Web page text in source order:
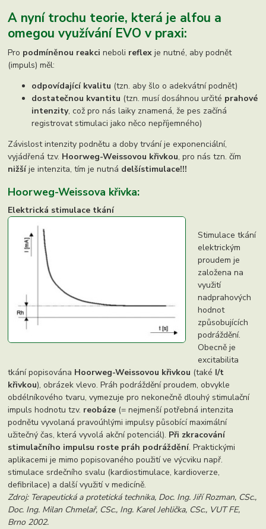
A nyní trochu teorie, která je alfou a
omegou využívání EVO v praxi:
Pro podmíněnou reakci neboli reflex je nutné, aby podnět
(impuls) měl:
odpovídající kvalitu (tzn. aby šlo o adekvátní podnět)
dostatečnou kvantitu (tzn. musí dosáhnou určité prahové
intenzity, což pro nás laiky znamená, že pes začíná
registrovat stimulaci jako něco nepříjemného)
Závislost intenzity podnětu a doby trvání je exponenciální,
vyjádřená tzv. Hoorweg-Weissovou křivkou, pro nás tzn. čím
nižšíje intenzita, tím je nutná delšístimulace!!!
Hoorweg-Weissova křivka:
Elektrická stimulace tkání
Stimulace tkání
elektrickým
proudem je
založena na
využití
nadprahových
hodnot
způsobujících
podráždění.
Obecně je
excitabilita
tkání popisována Hoorweg-Weissovou křivkou (také I/t
křivkou), obrázek vlevo. Práh podráždění proudem, obvykle
obdélníkového tvaru, vymezuje pro nekonečně dlouhý stimulační
impuls hodnotu tzv. reobáze (= nejmenší potřebná intenzita
podnětu vyvolaná pravoúhlými impulsy působící maximální
užitečný čas, která vyvolá akční potenciál). Při zkracování
stimulačního impulsu roste práh podráždění. Praktickými
aplikacemi je mimo popisovaného použití ve výcviku např.
stimulace srdečního svalu (kardiostimulace, kardioverze,
defibrilace) a další využití v medicíně.
Zdroj: Terapeutická a protetická technika, Doc. Ing. Jiří Rozman, CSc.,
Doc. Ing. Milan Chmelař, CSc., Ing. Karel Jehlička, CSc., VUT FE,
Brno 2002.